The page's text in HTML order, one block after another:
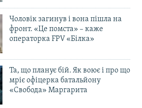
Чоловік загинув і вона пішла на
фронт. «Це помста» – каже
операторка FPV «Білка»
Та, що планує бій. Як воює і про що
мріє офіцерка батальйону
«Свобода» Маргарита